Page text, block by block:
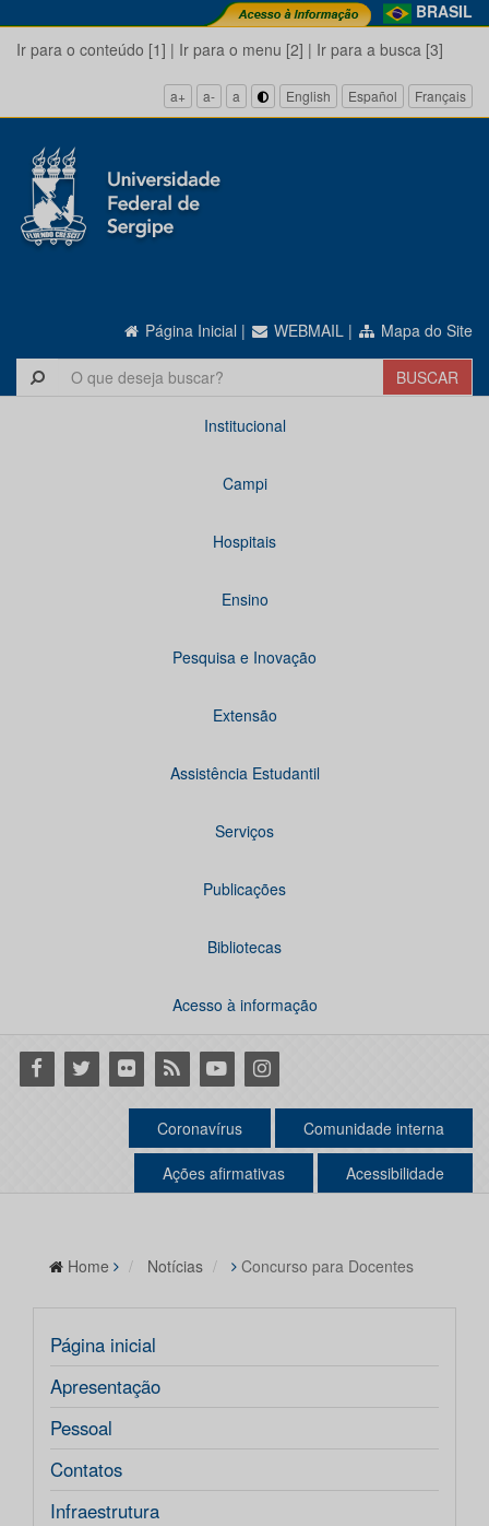
BRASIL
Ir para o conteúdo [1] | Ir para o menu [2] | Ir para a busca [3]
a+ a- a English Español Français
Página Inicial | WEBMAIL | Mapa do Site
Institucional
Campi
Hospitais
Ensino
Pesquisa e Inovação
Extensão
Assistência Estudantil
Serviços
Publicações
Bibliotecas
Acesso à informação
Facebook
Twitter Flickr RSS YoutubeInstagram
Coronavírus Comunidade interna
Ações afirmativas Acessibilidade
Home Notícias Concurso para Docentes
Página inicial
Apresentação
Pessoal
Contatos
Infraestrutura